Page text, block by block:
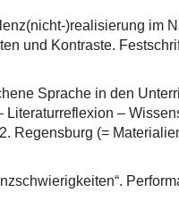
)realisierung im
und Kontraste.
Sprache in den
Literaturreflexion –
Regensburg (=